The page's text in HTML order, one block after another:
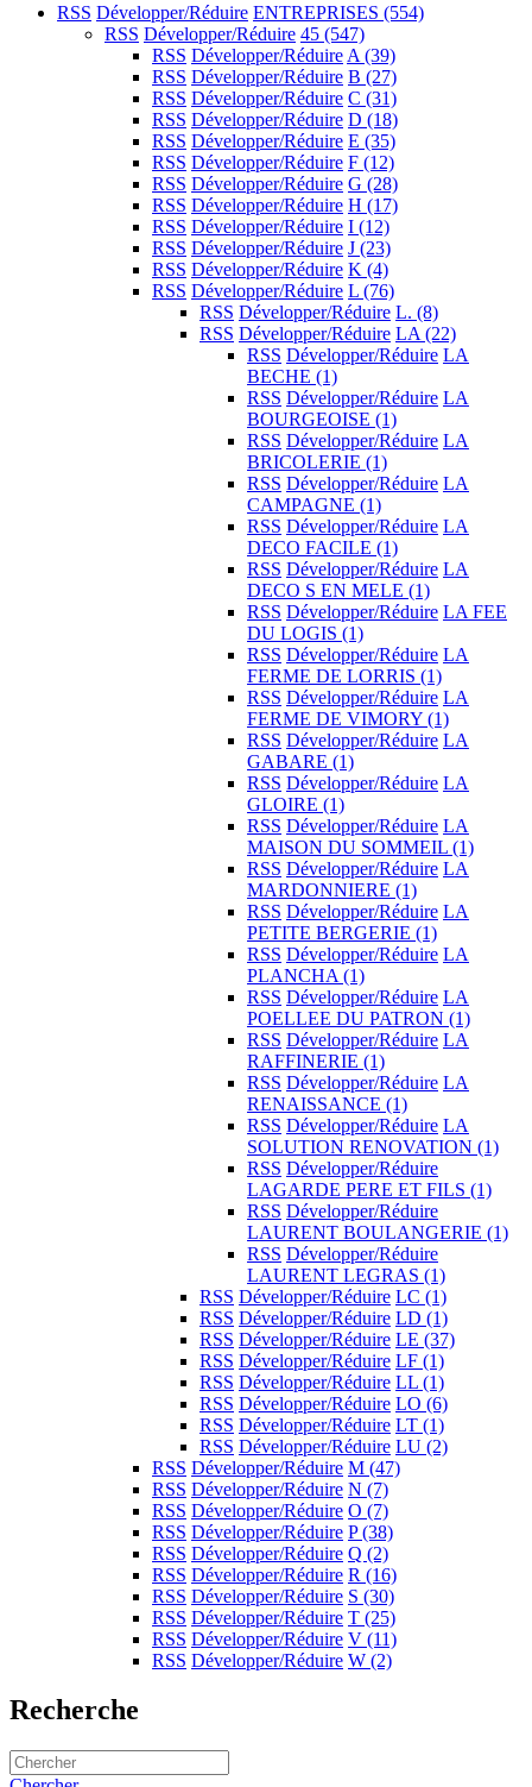
RSS Développer/Réduire ENTREPRISES (554)
RSS Développer/Réduire 45 (547)
RSS Développer/Réduire A (39)
RSS Développer/Réduire B (27)
RSS Développer/Réduire C (31)
RSS Développer/Réduire D (18)
RSS Développer/Réduire E (35)
RSS Développer/Réduire F (12)
RSS Développer/Réduire G (28)
RSS Développer/Réduire H (17)
RSS Développer/Réduire I (12)
RSS Développer/Réduire J (23)
RSS Développer/Réduire K (4)
RSS Développer/Réduire L (76)
RSS Développer/Réduire L. (8)
RSS Développer/Réduire LA (22)
RSS Développer/Réduire LA
BECHE (1)
RSS Développer/Réduire LA
BOURGEOISE (1)
RSS Développer/Réduire LA
BRICOLERIE (1)
RSS Développer/Réduire LA
CAMPAGNE (1)
RSS Développer/Réduire LA
DECO FACILE (1)
RSS Développer/Réduire LA
DECO S EN MELE (1)
RSS Développer/Réduire LA FEE
DU LOGIS (1)
RSS Développer/Réduire LA
FERME DE LORRIS (1)
RSS Développer/Réduire LA
FERME DE VIMORY (1)
RSS Développer/Réduire LA
GABARE (1)
RSS Développer/Réduire LA
GLOIRE (1)
RSS Développer/Réduire LA
MAISON DU SOMMEIL (1)
RSS Développer/Réduire LA
MARDONNIERE (1)
RSS Développer/Réduire LA
PETITE BERGERIE (1)
RSS Développer/Réduire LA
PLANCHA (1)
RSS Développer/Réduire LA
POELLEE DU PATRON (1)
RSS Développer/Réduire LA
RAFFINERIE (1)
RSS Développer/Réduire LA
RENAISSANCE (1)
RSS Développer/Réduire LA
SOLUTION RENOVATION (1)
RSS Développer/Réduire
LAGARDE PERE ET FILS (1)
RSS Développer/Réduire
LAURENT BOULANGERIE (1)
RSS Développer/Réduire
LAURENT LEGRAS (1)
RSS Développer/Réduire LC (1)
RSS Développer/Réduire LD (1)
RSS Développer/Réduire LE (37)
RSS Développer/Réduire LF (1)
RSS Développer/Réduire LL (1)
RSS Développer/Réduire LO (6)
RSS Développer/Réduire LT (1)
RSS Développer/Réduire LU (2)
RSS Développer/Réduire M (47)
RSS Développer/Réduire N (7)
RSS Développer/Réduire O (7)
RSS Développer/Réduire P(38)
RSS Développer/Réduire Q (2)
RSS Développer/Réduire R (16)
RSS Développer/Réduire S (30)
RSS Développer/Réduire T (25)
RSS Développer/Réduire V (11)
RSS Développer/Réduire W (2)
Recherche